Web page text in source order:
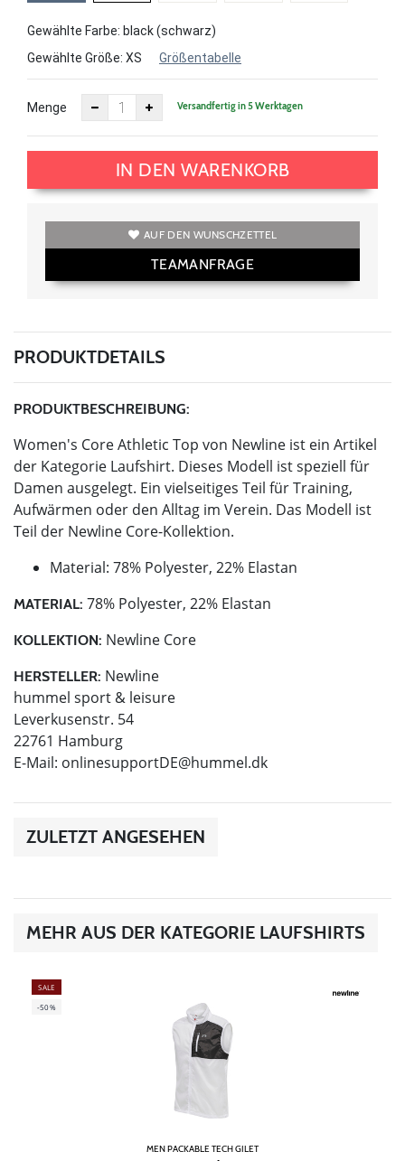
Gewählte Farbe: black (schwarz)
Gewählte Größe: XS Größentabelle
Menge Versandfertig in 5 Werktagen
IN DEN WARENKORB
AUF DEN WUNSCHZETTEL
TEAMANFRAGE
PRODUKTDETAILS
PRODUKTBESCHREIBUNG:
Women's Core Athletic Top von Newline ist ein Artikel
der Kategorie Laufshirt. Dieses Modell ist speziell für
Damen ausgelegt. Ein vielseitiges Teil für Training,
Aufwärmen oder den Alltag im Verein. Das Modell ist
Teil der Newline Core-Kollektion.
Material: 78% Polyester, 22% Elastan
MATERIAL: 78% Polyester, 22% Elastan
KOLLEKTION: Newline Core
HERSTELLER: Newline
hummel sport & leisure
Leverkusenstr. 54
22761 Hamburg
E-Mail: onlinesupportDE@hummel.dk
ZULETZT ANGESEHEN
MEHR AUS DER KATEGORIE LAUFSHIRTS
SALE
-50%
MEN PACKABLE TECH GILET